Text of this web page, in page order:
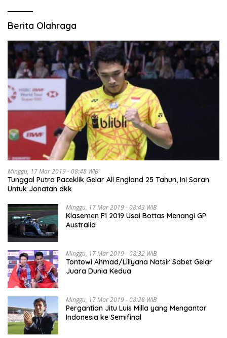
Berita Olahraga
Minggu, 17 Mar 2019 - 08:48 WIB
Tunggal Putra Paceklik Gelar All England 25 Tahun, Ini Saran
Untuk Jonatan dkk
Minggu, 17 Mar 2019 - 08:43 WIB
Klasemen F1 2019 Usai Bottas Menangi GP
Australia
Minggu, 17 Mar 2019 - 08:32 WIB
Tontowi Ahmad/Liliyana Natsir Sabet Gelar
Juara Dunia Kedua
Minggu, 17 Mar 2019 - 08:28 WIB
Pergantian Jitu Luis Milla yang Mengantar
Indonesia ke Semifinal